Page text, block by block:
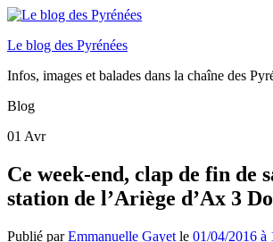
Le blog des Pyrénées
Infos, images et balades dans la chaîne des
Blog
01 Avr
Ce week-end, clap de fin de
station de l’Ariège d’Ax 3
Publié parEmmanuelle Gayet le 01/04/2016 à